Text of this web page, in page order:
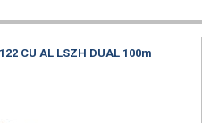
CU AL LSZH DUAL 100m